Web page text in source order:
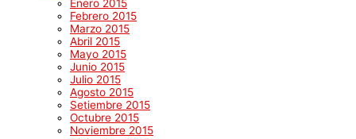
Enero 2015
Febrero 2015
Marzo 2015
Abril 2015
Mayo 2015
Junio 2015
Julio 2015
Agosto 2015
Setiembre 2015
Octubre 2015
Noviembre 2015